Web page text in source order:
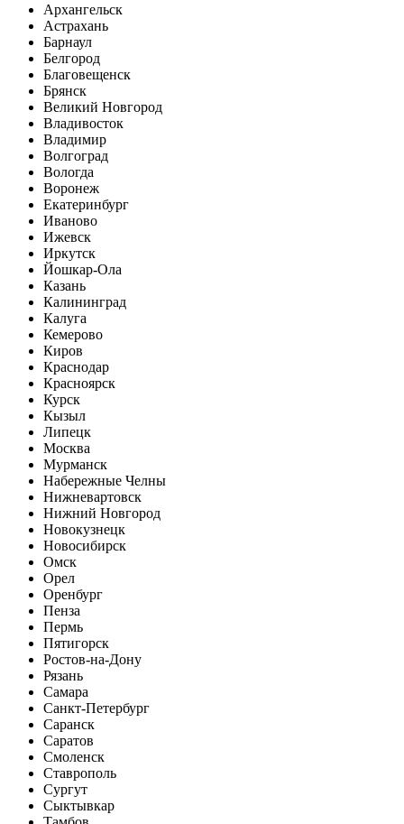
Архангельск
Астрахань
Барнаул
Белгород
Благовещенск
Брянск
Великий Новгород
Владивосток
Владимир
Волгоград
Вологда
Воронеж
Екатеринбург
Иваново
Ижевск
Иркутск
Йошкар-Ола
Казань
Калининград
Калуга
Кемерово
Киров
Краснодар
Красноярск
Курск
Кызыл
Липецк
Москва
Мурманск
Набережные Челны
Нижневартовск
Нижний Новгород
Новокузнецк
Новосибирск
Омск
Орел
Оренбург
Пенза
Пермь
Пятигорск
Ростов-на-Дону
Рязань
Самара
Санкт-Петербург
Саранск
Саратов
Смоленск
Ставрополь
Сургут
Сыктывкар